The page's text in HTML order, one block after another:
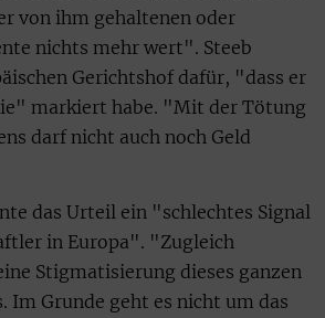
von ihm gehaltenen oder
nichts mehr wert". Steeb
Gerichtshof dafür, "dass er
markiert habe. "Mit der Tötung
darf nicht auch noch Geld
das Urteil ein "schlechtes Signal
in Europa". "Zugleich
Stigmatisierung dieses ganzen
Im Grunde geht es nicht um das